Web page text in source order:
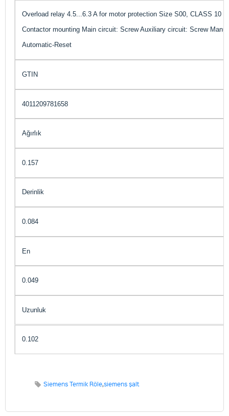
Overload relay 4.5...6.3 A for motor protection Size S00, CLASS 10
Contactor mounting Main circuit: Screw Auxiliary circuit: Screw
Automatic-Reset
GTIN
4011209781658
Ağırlık
0.157
Derinlik
0.084
En
0.049
Uzunluk
0.102
Siemens Termik Röle,siemens şalt